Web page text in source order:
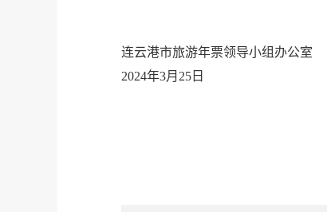
连云港市旅游年票领导小组办公室
2024年3月25日